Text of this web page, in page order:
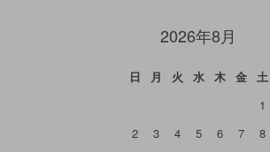
2026年8月
日 月 火 水 木 金
土
1
2
3 4 5 6 7
8